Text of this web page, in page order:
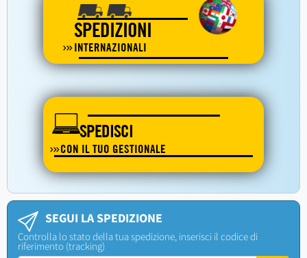
SPEDIZIONI
INTERNAZIONALI
SPEDISCI
CON IL TUO GESTIONALE
SEGUI LA SPEDIZIONE
Controlla lo stato della tua spedizione, inserisci il codice di
riferimento (tracking)